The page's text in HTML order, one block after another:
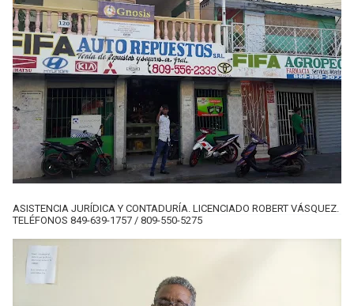
ASISTENCIA JURÍDICA Y CONTADURÍA. LICENCIADO ROBERT VÁSQUEZ.
TELÉFONOS 849-639-1757 / 809-550-5275